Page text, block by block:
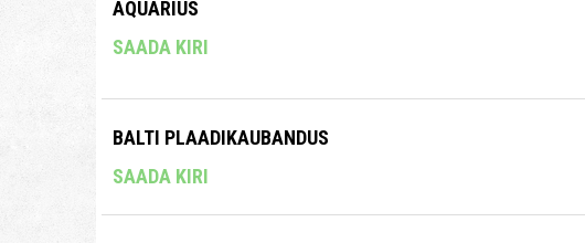
AQUARIUS
SAADA KIRI
BALTI PLAADIKAUBANDUS
SAADA KIRI